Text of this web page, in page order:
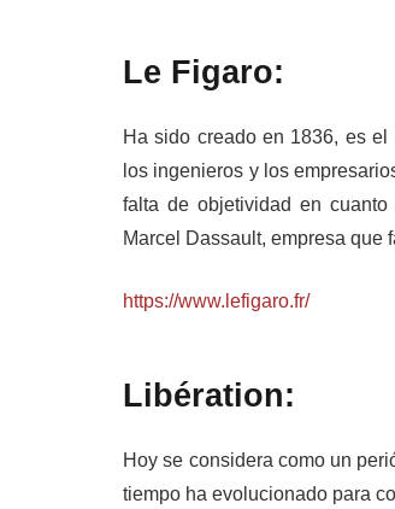
Le Figaro:
Ha sido creado en 1836, es
los ingenieros y los
falta de objetividad en
Marcel Dassault, empresa que
https://www.lefigaro.fr/
Libération:
Hoy se considera como un
tiempo ha evolucionado para